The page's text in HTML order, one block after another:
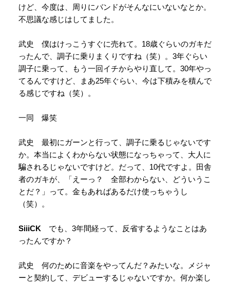
けど、今度は、周りにバンドがそんなにいないなとか。
不思議な感じはしてました。
武史 僕はけっこうすぐに売れて。18歳ぐらいのガキだ
ったんで、調子に乗りまくりですね（笑）。3年ぐらい
調子に乗って、もう一回イチからやり直して。30年やっ
てるんですけど、まあ25年ぐらい、今は下積みを積んで
る感じですね（笑）。
一同 爆笑
武史 最初にガーンと行って、調子に乗るじゃないです
か。本当によくわからない状態になっちゃって、大人に
騙されるじゃないですけど。だって、10代ですよ。田舎
者のガキが、「えーっ？ 全部わからない、どういうこ
とだ？」って。金もあればあるだけ使っちゃうし
（笑）。
SiiiCK でも、3年間経って、反省するようなことはあ
ったんですか？
武史 何のために音楽をやってんだ？みたいな。メジャ
ーと契約して、デビューするじゃないですか。何か楽し